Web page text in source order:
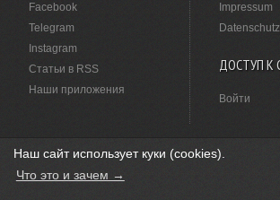
Наш сайт использует куки (cookies).
Что это и зачем →
Facebook
Telegram
Instagram
Статьи в RSS
Наши приложения
Impressum
Datenschutz
ДОСТУП К
Войти
НАШЛИ ОПЕЧАТКУ?